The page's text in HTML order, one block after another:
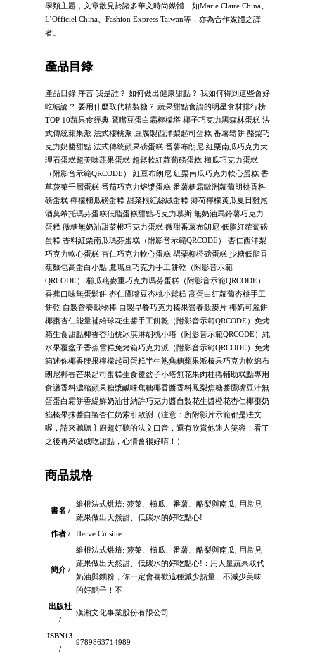
學類主題，文章散見於諸多華文時尚媒體，如Marie Claire China、
L’Officiel China、Fashion Express Taiwan等，亦為合作媒體之譯
者。
產品目錄
產品目錄 序言 我是誰？ 如何做出健康甜點？ 我如何得到這些會好
吃結論？ 要用什麼取代精製糖？ 蔬果甜點食譜的明星食材排行榜
TOP 10蔬果食經典 鷹嘴豆蛋白霜檸檬塔 椰子巧克力黑森林蛋糕 法
式傳統蘋果派 法式櫻桃派 豆腐製西洋梨起司蛋糕 番薯鬆餅 酪梨巧
克力奶醬甜點 法式傳統蘋果磅蛋糕 番薯布朗尼 紅栗南瓜巧克力大
理石蛋糕超美味蔬果蛋糕 超鬆軟紅蘿蔔磅蛋糕 櫛瓜巧克力蛋糕
（附影音示範QRCODE） 紅豆布朗尼 紅栗南瓜巧克力軟心蛋糕 香
草菠菜千層蛋糕 番茄巧克力熔漿蛋糕 番薯糖霜歐洲蘿蔔胡桃香料
磅蛋糕 檸檬櫛瓜磅蛋糕 甜菜根紅絲絨蛋糕 薄荷檸檬黃瓜夏日雞尾
酒莫希托瑪芬蛋糕低脂蛋糕甜點巧克力慕斯 無奶油馬鈴薯巧克力
蛋糕 微糖無奶油甜菜根巧克力蛋糕 微甜番薯布朗尼 低脂紅蘿蔔磅
蛋糕 香料紅栗南瓜瑪芬蛋糕（附影音示範QRCODE） 杏仁西洋梨
巧克力軟心蛋糕 杏仁巧克力軟心蛋糕 罌粟柳橙磅蛋糕 少糖低脂香
蕉麵包高蛋白小點 鷹嘴豆巧克力手工餅乾（附影音示範
QRCODE） 櫛瓜燕麥重巧克力瑪芬蛋糕（附影音示範QRCODE）
香蕉口味無蛋鬆餅 杏仁鷹嘴豆杏桃小鬆糕 高蛋白紅蘿蔔杏桃手工
餅乾 自製營養穀物棒 自製早餐巧克力榛果營養穀麥片 椰奶可麗餅
椰棗杏仁能量補給球花生醬手工餅乾（附影音示範QRCODE）免烤
箱生食甜點椰香杏油桃冰淇淋胡桃小塔（附影音示範QRCODE）純
水果覆盆子香蕉雪糕免烤箱巧克力派（附影音示範QRCODE）免烤
箱迷你椰香腰果檸檬起司蛋糕半生熟焦糖蘋果派榛果巧克力軟綿布
朗尼椰香芒果起司蛋糕生食覆盆子小塔無花果肉桂捲輔助糕點專用
食譜香料濃縮蘋果糖漿鹹味焦糖椰香醬香料鳳梨焦糖醬鷹嘴豆汁無
蛋蛋白霜餅香緹鮮奶油甘納許巧克力醬自製花生醬橙花杏仁椰棗奶
餡榛果抹醬自製杏仁奶索引致謝（注意：所附影片示範都是法文
喔，請來聽聽主廚超好聽的法文口音，還有欣賞他迷人笑容；看了
之後再來做或吃甜點，心情會很好唷！）
商品規格
書名 /
維根法式烘焙: 菠菜、櫛瓜、番薯、酪梨與南瓜, 用常見
蔬果做出天然甜、低碳水的好吃點心!
作者 /
Hervé Cuisine
簡介 /
維根法式烘焙: 菠菜、櫛瓜、番薯、酪梨與南瓜, 用常見
蔬果做出天然甜、低碳水的好吃點心!：用大量蔬果取代
奶油與麵粉，你一定會喜歡這種減少熱量、不減少美味
的好點子！不
出版社
/
漢湘文化事業股份有限公司
ISBN13
/
9789863714989